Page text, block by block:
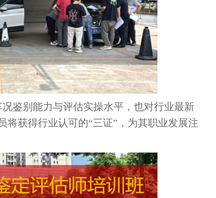
鉴别能力与评估实操水平，也对行业最新
获得行业认可的“三证”，为其职业发展注